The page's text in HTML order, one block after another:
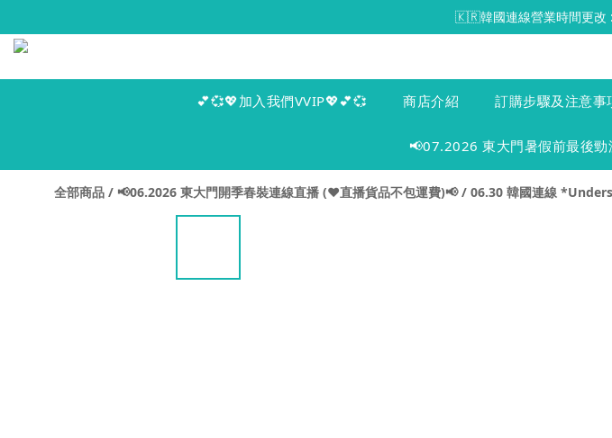
🇰🇷韓國連線營業時間更改
💕💞💖加入我們VVIP💖💕💞 商店介紹 訂購步驟及注意事
📢07.2026 東大門暑假前最後
全部商品 / 📢06.2026 東大門開季春裝連線直播 (♥️直播貨品不包運費)📢/ 06.30 韓國連線